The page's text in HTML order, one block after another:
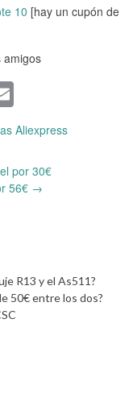
10 [hay un cupón de
amigos
Aliexpress
por 30€
56€ →
R13 y el As511?
50€ entre los dos?